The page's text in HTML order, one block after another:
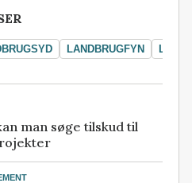
LANDBRUGFYN
man søge tilskud til